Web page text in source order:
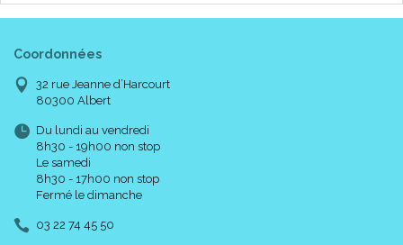
Coordonnées
32 rue Jeanne d’Harcourt
80300 Albert
Du lundi au vendredi
8h30 - 19h00 non stop
Le samedi
8h30 - 17h00 non stop
Fermé le dimanche
03 22 74 45 50